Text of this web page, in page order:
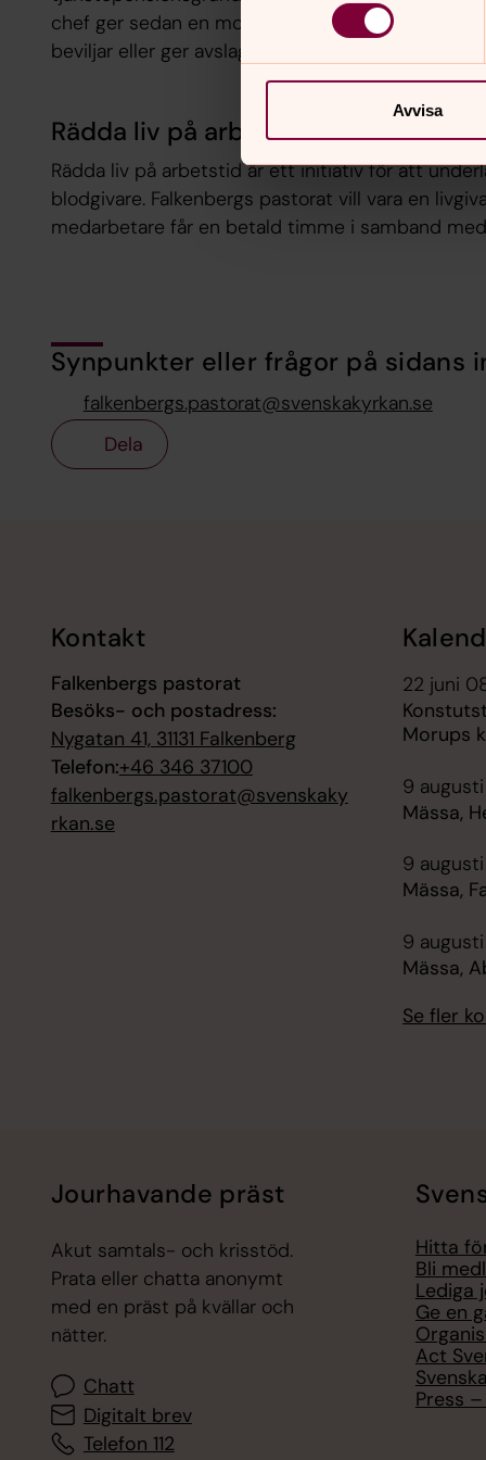
Avvisa
chef ger sedan en motivering och förslag till
beviljar eller ger avslag på ansökan.
Rädda liv på arbetstid
Rädda liv på arbetstidär ett initiativ för att
blodgivare. Falkenbergs pastorat vill vara en
medarbetare får en betald timme i samband
Synpunkter eller frågor på sidans
falkenbergs.pastorat@svenskakyrkan.se
Dela
Kontakt
Falkenbergs pastorat
Besöks- och postadress:
Nygatan 41, 31131 Falkenberg
Telefon:+46 346 37100
falkenbergs.pastorat@svenskaky
rkan.se
22 juni
Morups
9
Mässa,
9
Mässa,
9
Mässa,
Se fler
Jourhavande präst
Akut samtals- och krisstöd.
Prata eller chatta anonymt
med en präst på kvällar och
nätter.
Chatt
Digitalt brev
Telefon 112
Hitta
Bli
Lediga
Ge en
Act
Press